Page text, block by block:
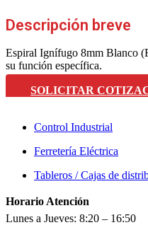
Descripción breve
Espiral Ignífugo 8mm Blanco
su función específica.
SOLICITAR
Control Industrial
Ferretería Eléctrica
Tableros / Cajas de
Horario Atención
Lunes a Jueves: 8:20 – 16:50